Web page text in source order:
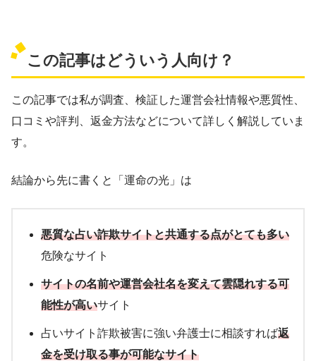
この記事はどういう人向け？
この記事では私が調査、検証した運営会社情報や悪質性、
口コミや評判、返金方法などについて詳しく解説していま
す。
結論から先に書くと「運命の光」は
悪質な占い詐欺サイトと共通する点がとても多い
危険なサイト
サイトの名前や運営会社名を変えて雲隠れする可
能性が高いサイト
占いサイト詐欺被害に強い弁護士に相談すれば返
金を受け取る事が可能なサイト